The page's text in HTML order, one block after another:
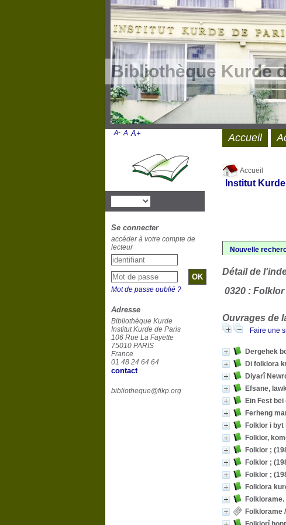
Bibliothèque Kurde
Accueil
Institut Kurde
Nouvelle
Détail de
Ouvrages de
Faire une
Di folklora
Ein Fest
Folklor i
Folklora
Folklorame.
Folklorame/
Accueil
A- A A+
Se connecter
accéder à votre compte de
lecteur
Mot de passe oublié ?
Adresse
Bibliothèque Kurde
Institut Kurde de Paris
106 Rue La Fayette
75010 PARIS
France
01 48 24 64 64
contact
bibliotheque@fikp.org